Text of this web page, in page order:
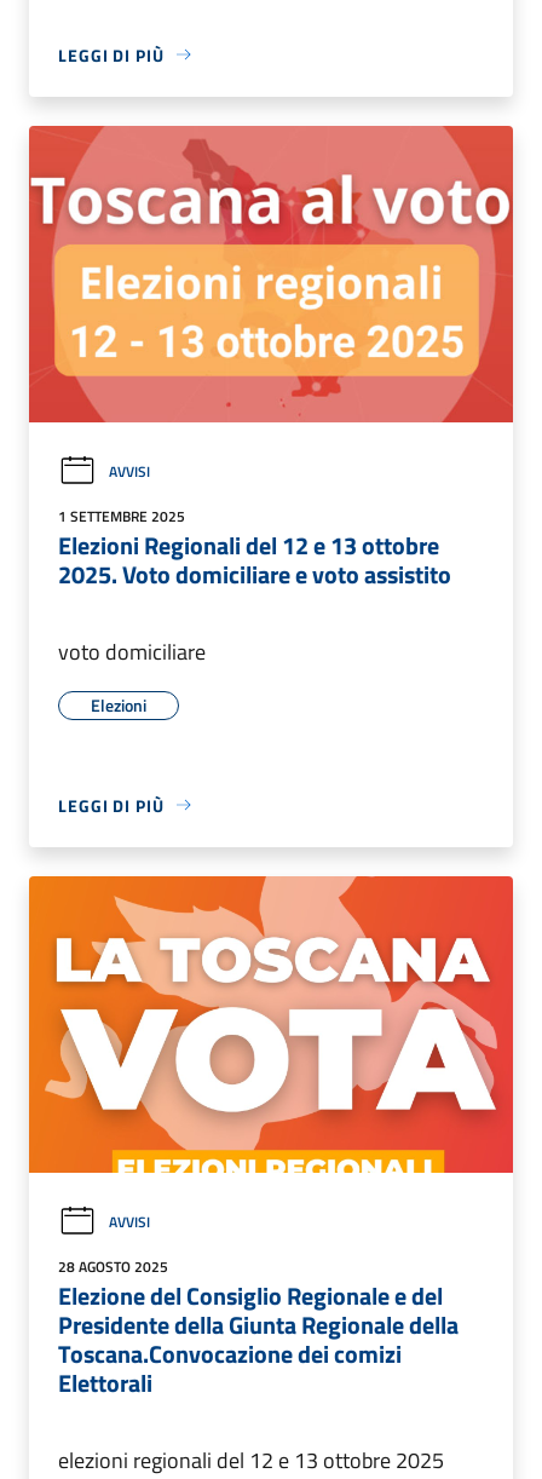
LEGGI DI PIÙ
AVVISI
1 SETTEMBRE 2025
Elezioni Regionali del 12 e 13 ottobre
2025. Voto domiciliare e voto assistito
voto domiciliare
Elezioni
LEGGI DI PIÙ
AVVISI
28 AGOSTO 2025
Elezione del Consiglio Regionale e del
Presidente della Giunta Regionale della
Toscana.Convocazione dei comizi
Elettorali
elezioni regionali del 12 e 13 ottobre 2025